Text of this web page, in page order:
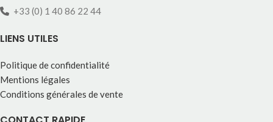
+33 (0) 1 40 86 22 44
LIENS UTILES
Politique de confidentialité
Mentions légales
Conditions générales de vente